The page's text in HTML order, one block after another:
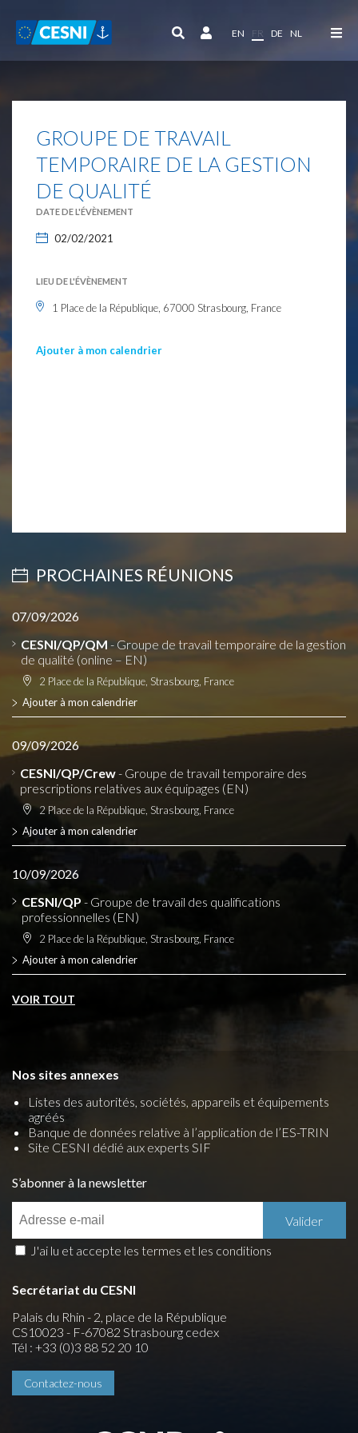
EN FR DE NL
GROUPE DE TRAVAIL
TEMPORAIRE DE LA GESTION
DE QUALITÉ
DATE DE L'ÉVÈNEMENT
02/02/2021
LIEU DE L'ÉVÈNEMENT
1 Place de la République, 67000 Strasbourg, France
Ajouter à mon calendrier
PROCHAINES RÉUNIONS
07/09/2026
CESNI/QP/QM - Groupe de travail temporaire de la gestion
de qualité (online – EN)
2 Place de la République, Strasbourg, France
Ajouter à mon calendrier
09/09/2026
CESNI/QP/Crew- Groupe de travail temporaire des
prescriptions relatives aux équipages (EN)
2 Place de la République, Strasbourg, France
Ajouter à mon calendrier
10/09/2026
CESNI/QP - Groupe de travail des qualifications
professionnelles (EN)
2 Place de la République, Strasbourg, France
Ajouter à mon calendrier
VOIR TOUT
Nos sites annexes
Listes des autorités, sociétés, appareils et équipements
agréés
Banque de données relative à l’application de l’ES-TRIN
Site CESNI dédié aux experts SIF
S’abonner à la newsletter
J'ai lu et accepte les termes et les conditions
Secrétariat du CESNI
Palais du Rhin - 2, place de la République
CS10023 - F-67082 Strasbourg cedex
Tél : +33 (0)3 88 52 20 10
Contactez-nous